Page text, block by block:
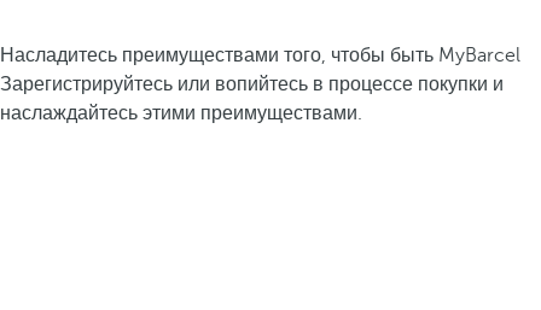
Насладитесь преимуществами того, чтобы быть MyBarcel
Зарегистрируйтесь или вопийтесь в процессе покупки и
наслаждайтесь этими преимуществами.